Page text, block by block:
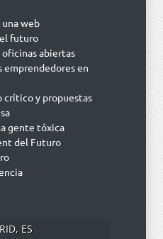
una web
futuro
oficinas abiertas
emprendedores en
crítico y propuestas
gente tóxica
del Futuro
ES